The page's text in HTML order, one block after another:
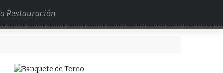
Restauración